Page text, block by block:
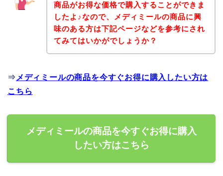
商品がお得な価格で購入することができま
したよ♪なので、メディミールの商品に興
味のある方は下記ページなどを参考にされ
てみてはいかがでしょうか？
⇒ メディミールの商品を今すぐお得に購入したい方は
こちら
メディミールの商品を今すぐお得に購入
したい方はこちら